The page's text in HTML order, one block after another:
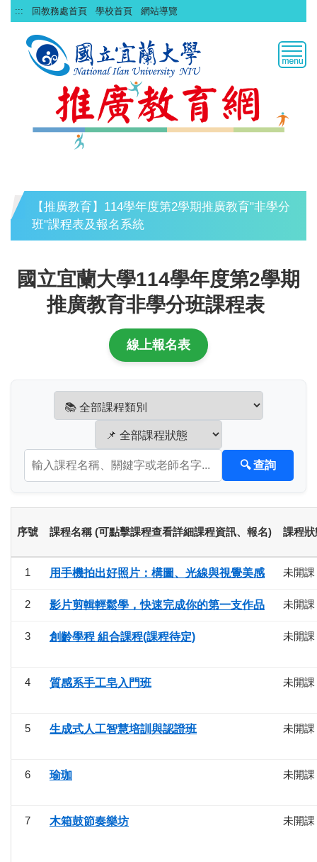
跳
到
::: 回教務處首頁 學校首頁 網站導覽
【推廣教育】114學年度第2學期推廣教育"非學分
班"課程表及報名系統
國立宜蘭大學114學年度第2學期
推廣教育非學分班課程表
線上報名表
🔍 查詢
序號 課程名稱 (可點擊課程查看詳細課程資訊、報名) 課程狀
1 用手機拍出好照片：構圖、光線與視覺美感 未開課
2 影片剪輯輕鬆學，快速完成你的第一支作品 未開課
3 創齡學程 組合課程(課程待定) 未開課
4 質感系手工皂入門班 未開課
5 生成式人工智慧培訓與認證班 未開課
6 瑜珈 未開課
7 木箱鼓節奏樂坊 未開課